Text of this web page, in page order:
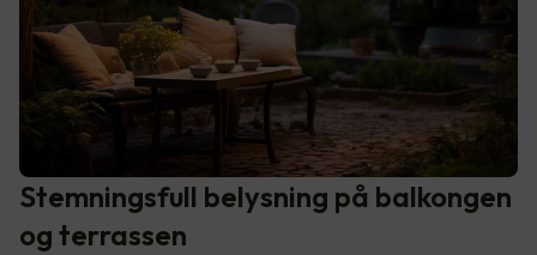
Stemningsfull belysning på balkongen
og terrassen